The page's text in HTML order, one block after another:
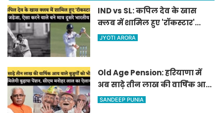
IND vs SL: कपिल देव के खास
क्लब में शामिल हुए 'रॉकस्टार'
जडेजा, ऐसा करने वाले बने मात्र
JYOTI ARORA
Old Age Pension: हरियाणा में
अब साढ़े तीन लाख की वार्षिक आय
वाले बुजुर्गों को भी मिलेगी बुढ़ापा
SANDEEP PUNIA